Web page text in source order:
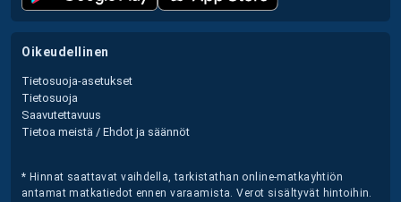
oikeudellinen
Tietosuoja-asetukset
Tietosuoja
Saavutettavuus
Tietoa meistä / Ehdot ja säännöt
* Hinnat saattavat vaihdella, tarkistathan online-matkayhtiön
antamat matkatiedot ennen varaamista. Verot sisältyvät hintoihin.